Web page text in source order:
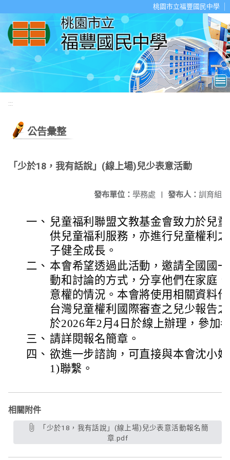
桃園市立福豐國民中學
:::
公告彙整
「少於18，我有話說」(線上場)兒少表意活動
發布人： 訓育組
發布單位： 學務處 |
一、 兒童福利聯盟文教基金會致力於兒
供兒童福利服務，亦進行兒童權利
子健全成長。
二、 本會希望透過此活動，邀請全國國
動和討論的方式，分享他們在家庭
意權的情況。本會將使用相關資料
台灣兒童權利國際審查之兒少報告
於2026年2月4日於線上辦理，參加
三、 請詳閱報名簡章。
四、 欲進一步諮詢，可直接與本會沈小
1)聯繫。
相關附件
章.pdf